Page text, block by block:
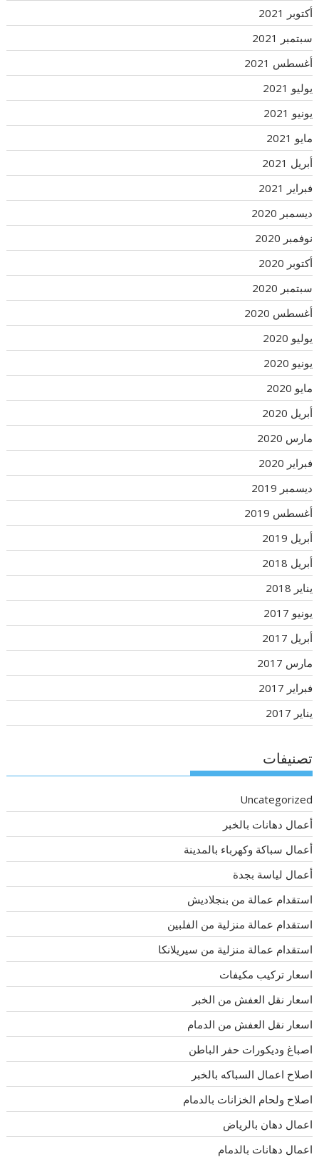
أكتوبر 2021
سبتمبر 2021
أغسطس 2021
يوليو 2021
يونيو 2021
مايو 2021
أبريل 2021
فبراير 2021
ديسمبر 2020
نوفمبر 2020
أكتوبر 2020
سبتمبر 2020
أغسطس 2020
يوليو 2020
يونيو 2020
مايو 2020
أبريل 2020
مارس 2020
فبراير 2020
ديسمبر 2019
أغسطس 2019
أبريل 2019
أبريل 2018
يناير 2018
يونيو 2017
أبريل 2017
مارس 2017
فبراير 2017
يناير 2017
تصنيفات
Uncategorized
أعمال دهانات بالخبر
أعمال سباكة وكهرباء بالمدينة
أعمال لياسة بجدة
استقدام عمالة من بنجلاديش
استقدام عمالة منزلية من الفلبين
استقدام عمالة منزلية من سيريلانكا
اسعار تركيب مكيفات
اسعار نقل العفش من الخبر
اسعار نقل العفش من الدمام
اصباغ وديكورات حفر الباطن
اصلاح اعمال السباكه بالخبر
اصلاح ولحام الخزانات بالدمام
اعمال دهان بالرياض
اعمال دهانات بالدمام